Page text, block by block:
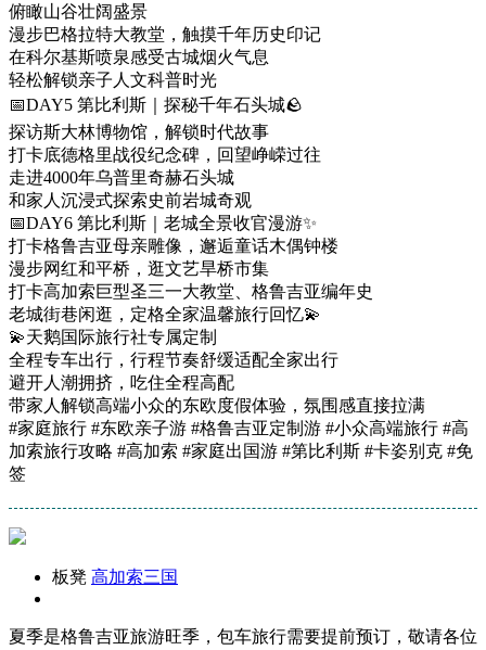
俯瞰山谷壮阔盛景
漫步巴格拉特大教堂，触摸千年历史印记
在科尔基斯喷泉感受古城烟火气息
轻松解锁亲子人文科普时光
📅DAY5 第比利斯｜探秘千年石头城🪨
探访斯大林博物馆，解锁时代故事
打卡底德格里战役纪念碑，回望峥嵘过往
走进4000年乌普里奇赫石头城
和家人沉浸式探索史前岩城奇观
📅DAY6 第比利斯｜老城全景收官漫游✨
打卡格鲁吉亚母亲雕像，邂逅童话木偶钟楼
漫步网红和平桥，逛文艺旱桥市集
打卡高加索巨型圣三一大教堂、格鲁吉亚编年史
老城街巷闲逛，定格全家温馨旅行回忆💫
💫天鹅国际旅行社专属定制
全程专车出行，行程节奏舒缓适配全家出行
避开人潮拥挤，吃住全程高配
带家人解锁高端小众的东欧度假体验，氛围感直接拉满
#家庭旅行 #东欧亲子游 #格鲁吉亚定制游 #小众高端旅行 #高
加索旅行攻略 #高加索 #家庭出国游 #第比利斯 #卡姿别克 #免
签
板凳 高加索三国
夏季是格鲁吉亚旅游旺季，包车旅行需要提前预订，敬请各位